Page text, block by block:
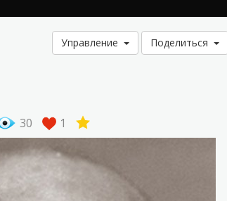
Управление Поделиться
30
1